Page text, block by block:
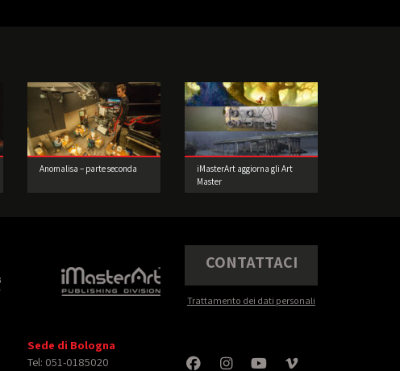
Anomalisa – parte seconda
iMasterArt aggiorna gli Art
Master
CONTATTACI
Trattamento dei dati personali
Sede di Bologna
Tel: 051-0185020